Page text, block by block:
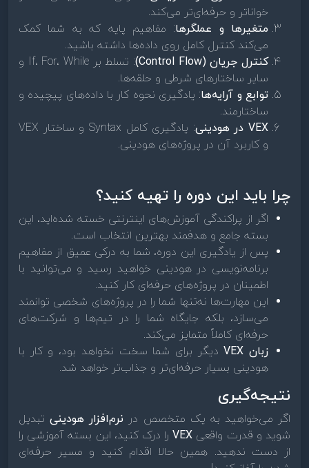
خواناتر و حرفه‌ای‌تر می‌کند.
متغیرها و عملگرها: مفاهیم پایه که به شما کمک
می‌کند کنترل کامل روی داده‌ها داشته باشید.
کنترل جریان (Control Flow)
: تسلط بر If، For، While و
سایر ساختارهای شرطی و حلقه‌ها.
توابع و آرایه‌ها: یادگیری نحوه کار با داده‌های پیچیده و
ساختارمند.
VEX در هودینی
: یادگیری کامل Syntax و ساختار VEX
و کاربرد آن در پروژه‌های هودینی.
چرا باید این دوره را تهیه کنید؟
اگر از پراکندگی آموزش‌های اینترنتی خسته شده‌اید، این
بسته جامع و هدفمند بهترین انتخاب است.
پس از یادگیری این دوره، شما به درکی عمیق از مفاهیم
برنامه‌نویسی در هودینی خواهید رسید و می‌توانید با
اطمینان در پروژه‌های حرفه‌ای کار کنید.
این مهارت‌ها نه‌تنها شما را در پروژه‌های شخصی توانمند
می‌سازد، بلکه جایگاه شما را در تیم‌ها و شرکت‌های
حرفه‌ای کاملاً متمایز می‌کند.
زبان VEX
دیگر برای شما سخت نخواهد بود، و کار با
هودینی بسیار حرفه‌ای‌تر و جذاب‌تر خواهد شد.
نتیجه‌گیری
اگر می‌خواهید به یک متخصص در نرم‌افزار هودینیتبدیل
شوید و قدرت واقعی VEXرا درک کنید، این بسته آموزشی را
از دست ندهید. همین حالا اقدام کنید و مسیر حرفه‌ای